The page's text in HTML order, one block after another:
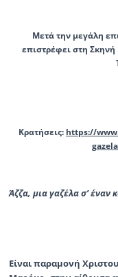
Μετά την μεγάλη
επιστρέφει στη
Κρατήσεις: https://
Άζζα, μια γαζέλα σ’ έναν
Είναι παραμονή